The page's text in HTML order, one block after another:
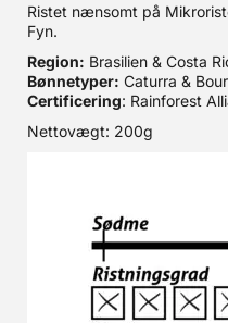
Ristet nænsomt på
Fyn.
Region: Brasilien & Costa
Bønnetyper: Caturra &
Certificering: Rainforest
Nettovægt: 200g